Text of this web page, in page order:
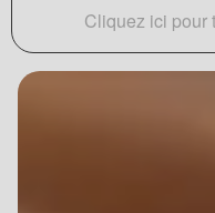
Cliquez ici pour